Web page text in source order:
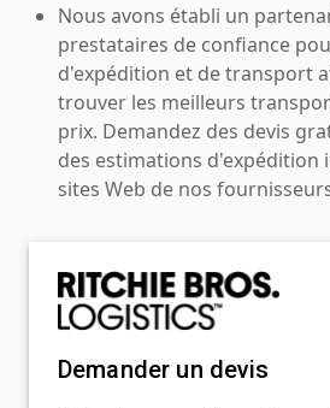
Nous avons établi un
prestataires de confiance
d'expédition et de transport
trouver les meilleurs
prix. Demandez des devis
des estimations d'expédition
sites Web de nos
Demander un devis